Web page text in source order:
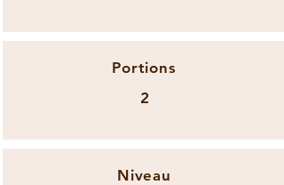
Portions
2
Niveau